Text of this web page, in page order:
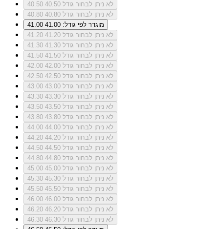
40.50
לא ניתן לבחור גודל 40.50
40.80
לא ניתן לבחור גודל 40.80
41.00
מוגדר לפי גודל: 41.00
41.20
לא ניתן לבחור גודל 41.20
41.30
לא ניתן לבחור גודל 41.30
41.50
לא ניתן לבחור גודל 41.50
42.00
לא ניתן לבחור גודל 42.00
42.50
לא ניתן לבחור גודל 42.50
43.00
לא ניתן לבחור גודל 43.00
43.30
לא ניתן לבחור גודל 43.30
43.50
לא ניתן לבחור גודל 43.50
43.80
לא ניתן לבחור גודל 43.80
44.00
לא ניתן לבחור גודל 44.00
44.20
לא ניתן לבחור גודל 44.20
44.50
לא ניתן לבחור גודל 44.50
44.80
לא ניתן לבחור גודל 44.80
45.00
לא ניתן לבחור גודל 45.00
45.30
לא ניתן לבחור גודל 45.30
45.50
לא ניתן לבחור גודל 45.50
46.00
לא ניתן לבחור גודל 46.00
46.20
לא ניתן לבחור גודל 46.20
46.30
לא ניתן לבחור גודל 46.30